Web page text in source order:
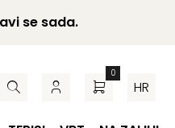
se sada.
0
HR